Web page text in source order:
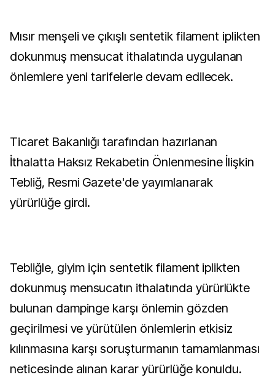
Mısır menşeli ve çıkışlı sentetik filament iplikten
dokunmuş mensucat ithalatında uygulanan
önlemlere yeni tarifelerle devam edilecek.
Ticaret Bakanlığı tarafından hazırlanan
İthalatta Haksız Rekabetin Önlenmesine İlişkin
Tebliğ, Resmi Gazete'de yayımlanarak
yürürlüğe girdi.
Tebliğle, giyim için sentetik filament iplikten
dokunmuş mensucatın ithalatında yürürlükte
bulunan dampinge karşı önlemin gözden
geçirilmesi ve yürütülen önlemlerin etkisiz
kılınmasına karşı soruşturmanın tamamlanması
neticesinde alınan karar yürürlüğe konuldu.